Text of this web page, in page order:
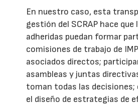
En nuestro caso, esta
gestión del SCRAP hace que
adheridas puedan formar
comisiones de trabajo de
asociados directos;
asambleas y juntas
toman todas las decisiones;
el diseño de estrategias de